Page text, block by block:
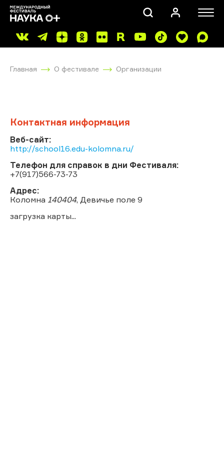
Главная О фестивале Организации
Контактная информация
Веб-сайт:
http://school16.edu-kolomna.ru/
Телефон для справок в дни Фестиваля:
+7(917)566-73-73
Адрес:
Коломна 140404, Девичье поле 9
загрузка карты...